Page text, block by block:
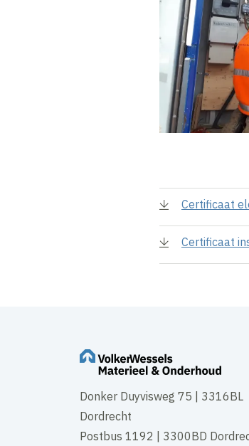
Certificaat
Certificaat
Donker Duyvisweg 75 | 3316BL
Dordrecht
Postbus 1192 | 3300BD